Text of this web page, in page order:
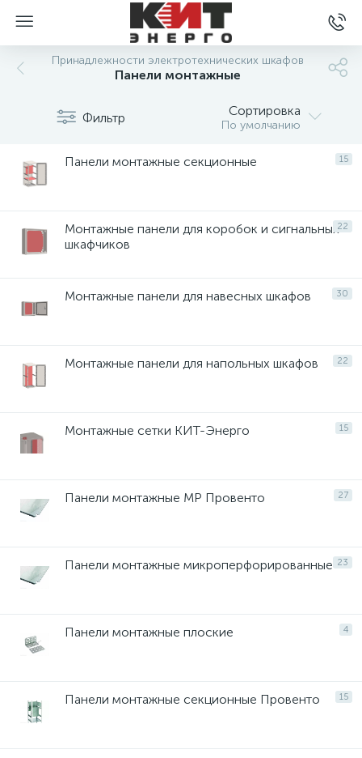
Принадлежности электротехнических шкафов
Панели монтажные
Фильтр Сортировка
По умолчанию
15
Панели монтажные секционные
22
Монтажные панели для коробок и сигнальных
шкафчиков
30
Монтажные панели для навесных шкафов
22
Монтажные панели для напольных шкафов
15
Монтажные сетки КИТ-Энерго
27
Панели монтажные MP Провенто
23
Панели монтажные микроперфорированные
4
Панели монтажные плоские
15
Панели монтажные секционные Провенто